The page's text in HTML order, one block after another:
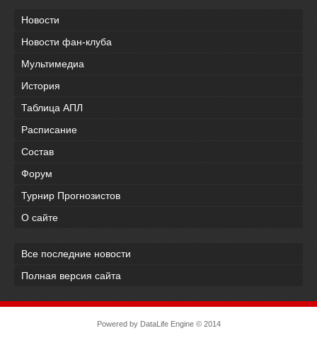
Новости
Новости фан-клуба
Мультимедиа
История
Таблица АПЛ
Расписание
Состав
Форум
Турнир Прогнозистов
О сайте
Все последние новости
Полная версия сайта
Powered by DataLife Engine© 2014